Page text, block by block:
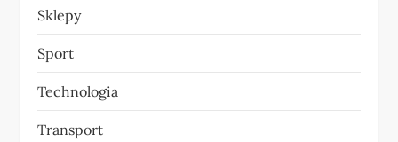
Sklepy
Sport
Technologia
Transport